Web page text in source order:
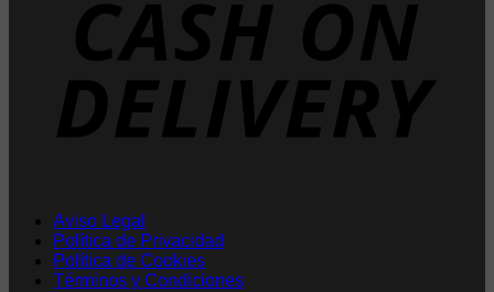
Aviso Legal
Política de Privacidad
Política de Cookies
Términos y Condiciones